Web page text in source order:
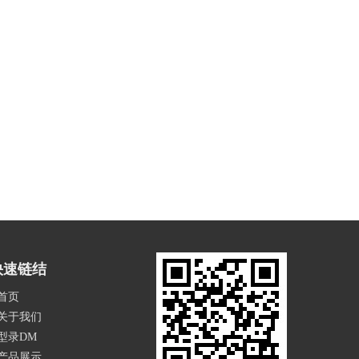
速链结
页
于我们
录DM